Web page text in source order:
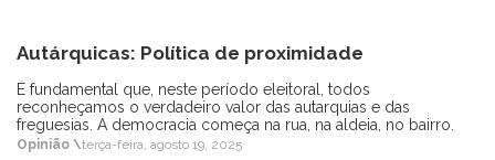
Autárquicas: Política de proximidade
É fundamental que, neste período eleitoral, todos
reconheçamos o verdadeiro valor das autarquias e das
freguesias. A democracia começa na rua, na aldeia, no bairro.
Opinião \terça-feira, agosto 19, 2025